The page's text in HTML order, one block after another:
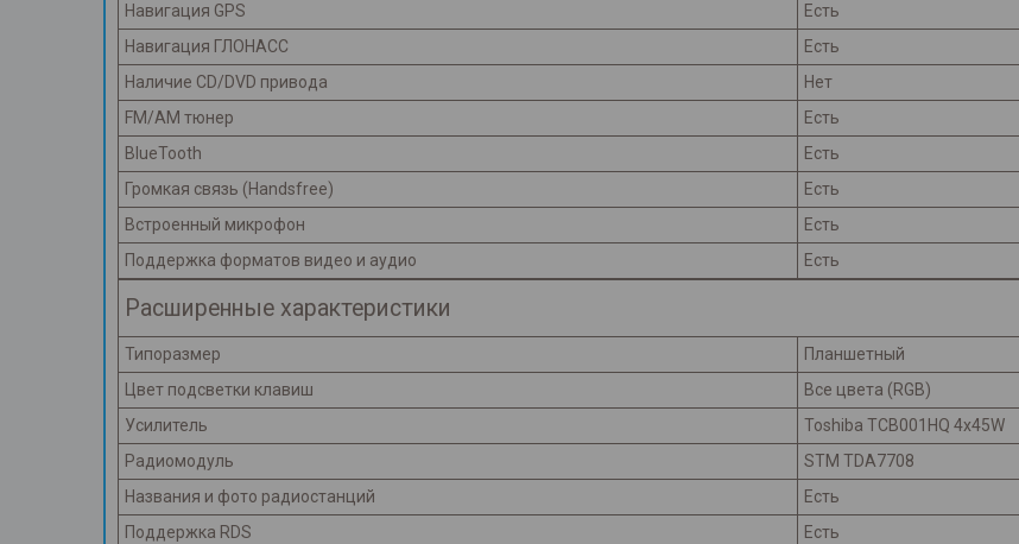
Навигация GPS
Есть
Навигация ГЛОНАСС
Есть
Наличие CD/DVD привода
Нет
FM/AM тюнер
Есть
BlueTooth
Есть
Громкая связь (Handsfree)
Есть
Встроенный микрофон
Есть
Поддержка форматов видео и аудио
Есть
Расширенные характеристики
Типоразмер
Планшетный
Цвет подсветки клавиш
Все цвета (RGB)
Усилитель
Toshiba TCB001HQ 4x45W
Радиомодуль
STM TDA7708
Названия и фото радиостанций
Есть
Поддержка RDS
Есть